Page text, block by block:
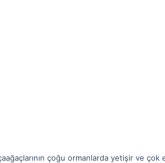
çoğu ormanlarda yetişir ve çok